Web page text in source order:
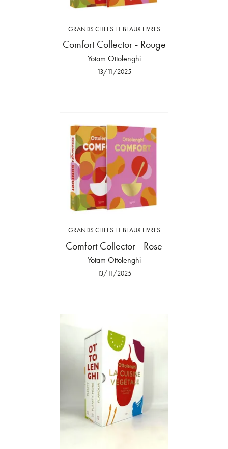
GRANDS CHEFS ET BEAUX LIVRES
Comfort Collector - Rouge
Yotam Ottolenghi
13/11/2025
GRANDS CHEFS ET BEAUX LIVRES
Comfort Collector - Rose
Yotam Ottolenghi
13/11/2025